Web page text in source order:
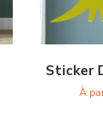
Sticker
À